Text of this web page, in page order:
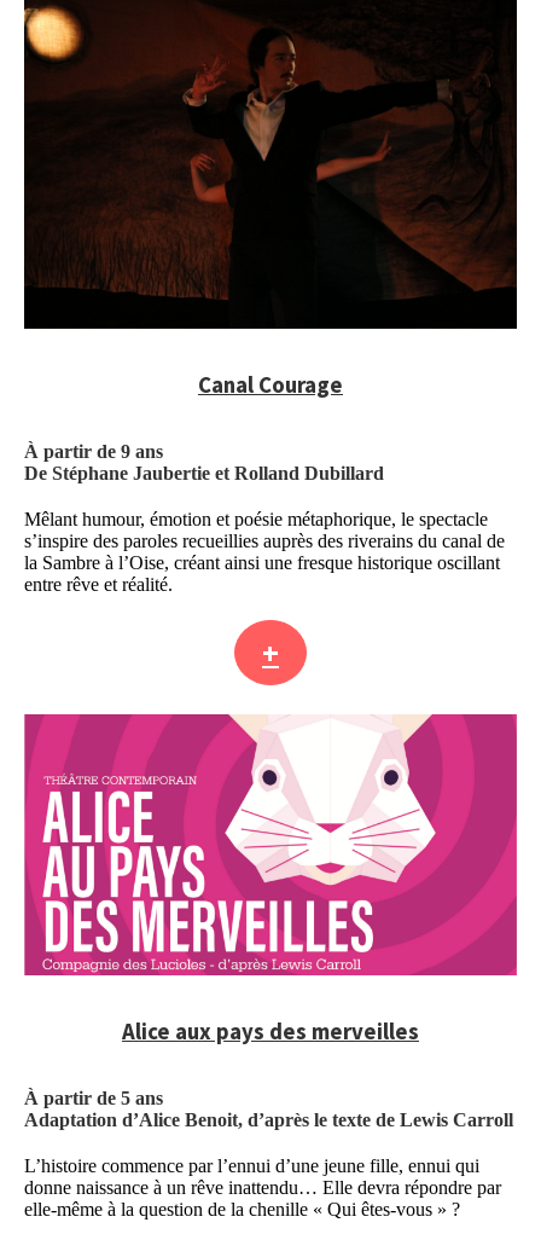
Canal Courage
À partir de 9 ans
De Stéphane Jaubertie et Rolland Dubillard
Mêlant humour, émotion et poésie métaphorique, le spectacle
s’inspire des paroles recueillies auprès des riverains du canal de
la Sambre à l’Oise, créant ainsi une fresque historique oscillant
entre rêve et réalité.
+
Alice aux pays des merveilles
À partir de 5 ans
Adaptation d’Alice Benoit, d’après le texte de Lewis Carroll
L’histoire commence par l’ennui d’une jeune fille, ennui qui
donne naissance à un rêve inattendu… Elle devra répondre par
elle-même à la question de la chenille « Qui êtes-vous » ?